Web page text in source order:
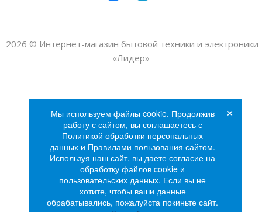
2026 © Интернет-магазин бытовой техники и электроники
«Лидер»
Мы используем файлы cookie. Продолжив
работу с сайтом, вы соглашаетесь с
Политикой обработки персональных
данных и Правилами пользования сайтом.
Используя наш сайт, вы даете согласие на
обработку файлов cookie и
пользовательских данных. Если вы не
хотите, чтобы ваши данные
обрабатывались, пожалуйста покиньте сайт.
×